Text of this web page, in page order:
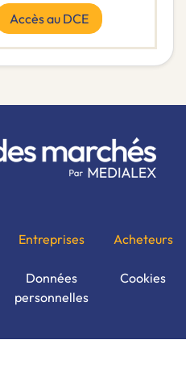
Accès au DCE
Entreprises
Données
personnelles
Acheteurs
Cookies